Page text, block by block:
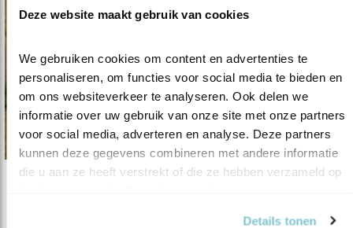
Deze website maakt gebruik van cookies
We gebruiken cookies om content en advertenties te
personaliseren, om functies voor social media te bieden en
om ons websiteverkeer te analyseren. Ook delen we
informatie over uw gebruik van onze site met onze partners
voor social media, adverteren en analyse. Deze partners
kunnen deze gegevens combineren met andere informatie
die u aan ze heeft verstrekt of die ze hebben verzameld op
Details tonen
Zeeuwse vogels en hun verhalen